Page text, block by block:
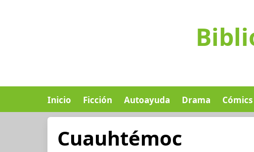
Inicio Ficción Autoayuda Drama Cómics
Cuauhtémoc